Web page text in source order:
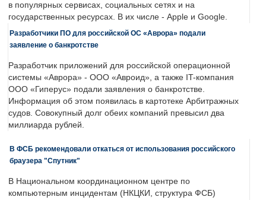
в популярных сервисах, социальных сетях и на
государственных ресурсах. В их числе - Apple и Google.
Разработчики ПО для российской ОС «Аврора» подали
заявление о банкротстве
Разработчик приложений для российской операционной
системы «Аврора» - ООО «Авроид», а также IT-компания
ООО «Гиперус» подали заявления о банкротстве.
Информация об этом появилась в картотеке Арбитражных
судов. Совокупный долг обеих компаний превысил два
миллиарда рублей.
В ФСБ рекомендовали откаться от использования российского
браузера "Спутник"
В Национальном координационном центре по
компьютерным инцидентам (НКЦКИ, структура ФСБ)